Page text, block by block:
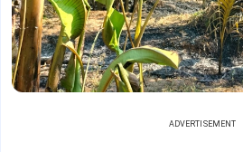
ADVERTISEMENT